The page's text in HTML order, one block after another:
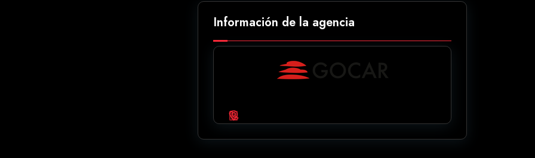
Información de la agencia